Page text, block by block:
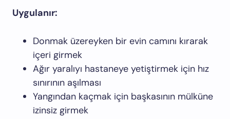
Uygulanır:
Donmak üzereyken bir evin camını kırarak
içeri girmek
Ağır yaralıyı hastaneye yetiştirmek için hız
sınırının aşılması
Yangından kaçmak için başkasının mülküne
izinsiz girmek